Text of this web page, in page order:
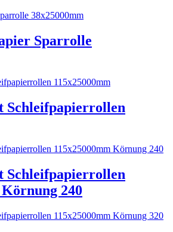
Sparrolle
Schleifpapierrollen
Schleifpapierrollen
Körnung 240